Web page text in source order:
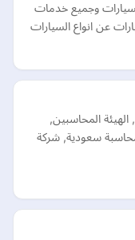
وجميع خدمات
عن انواع السيارات
المحاسبين,
محاسبة سعودية, شركة